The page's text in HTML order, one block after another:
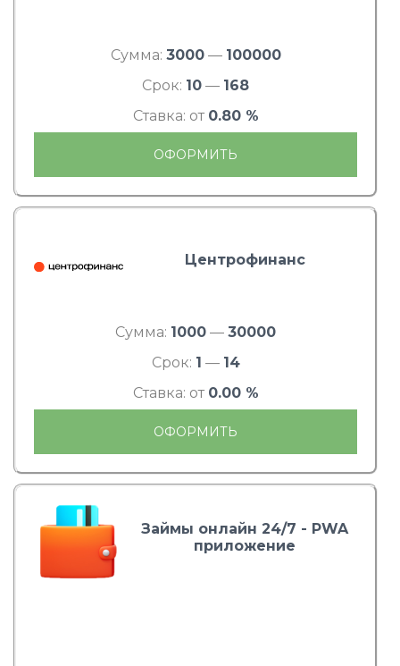
Сумма: 3000— 100000
Срок: 10 — 168
Ставка: от 0.80 %
ОФОРМИТЬ
Центрофинанс
Сумма: 1000 — 30000
Срок: 1 — 14
Ставка: от 0.00 %
ОФОРМИТЬ
Займы онлайн 24/7 - PWA
приложение